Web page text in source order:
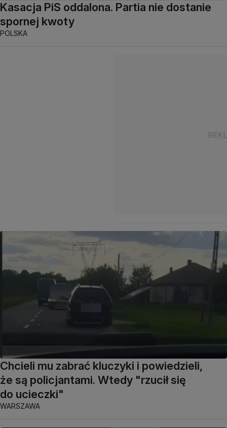
Kasacja PiS oddalona. Partia nie dostanie
spornej kwoty
POLSKA
Chcieli mu zabrać kluczyki i powiedzieli,
że są policjantami. Wtedy "rzucił się
do ucieczki"
WARSZAWA